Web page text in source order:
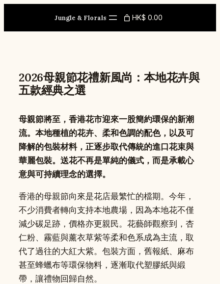
content
Jungle & Florals HK$ 0.00
2026母親節花禮新風尚：本地花卉與
五款經典之選
母親節將至，香港花市迎來一股簡約環保的新潮
流。本地種植的花卉、柔和色調的配色，以及可
降解的包裝材料，正逐步取代傳統的進口花束與
華麗包裝。送花不再是單純的儀式，而是承載心
意與可持續理念的選擇。
香港的母親節向來是花店最繁忙的檔期。今年，
不少消費者轉向支持本地農場，因為本地花不僅
減少碳足跡，價格亦更親民。花藝師觀察到，杏
仁粉、霧藍與薰衣草紫等柔和色系成為主流，取
代了過往的大紅大紫。包裝方面，舊報紙、麻布
甚至蜂蠟布等環保物料，逐漸取代塑膠紙與緞
帶，讓禮物回歸自然。